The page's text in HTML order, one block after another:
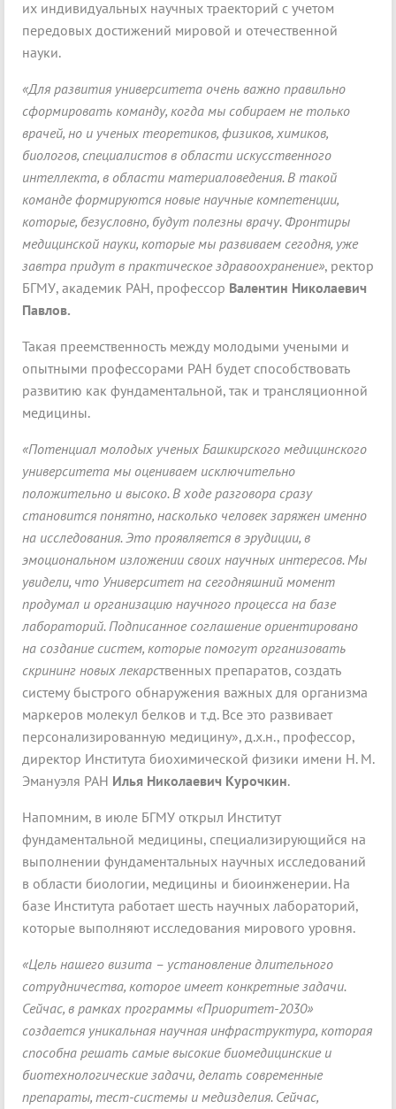
их индивидуальных научных траекторий с учетом
передовых достижений мировой и отечественной
науки.
«Для развития университета очень важно правильно
сформировать команду, когда мы собираем не только
врачей, но и ученых теоретиков, физиков, химиков,
биологов, специалистов в области искусственного
интеллекта, в области материаловедения. В такой
команде формируются новые научные компетенции,
которые, безусловно, будут полезны врачу. Фронтиры
медицинской науки, которые мы развиваем сегодня, уже
завтра придут в практическое здравоохранение», ректор
БГМУ, академик РАН, профессор Валентин Николаевич
Павлов.
Такая преемственность между молодыми учеными и
опытными профессорами РАН будет способствовать
развитию как фундаментальной, так и трансляционной
медицины.
«Потенциал молодых ученых Башкирского медицинского
университета мы оцениваем исключительно
положительно и высоко. В ходе разговора сразу
становится понятно, насколько человек заряжен именно
на исследования. Это проявляется в эрудиции, в
эмоциональном изложении своих научных интересов. Мы
увидели, что Университет на сегодняшний момент
продумал и организацию научного процесса на базе
лабораторий. Подписанное соглашение ориентировано
на создание систем, которые помогут организовать
скрининг новых лекарственных препаратов, создать
систему быстрого обнаружения важных для организма
маркеров молекул белков и т.д. Все это развивает
персонализированную медицину», д.х.н., профессор,
директор Института биохимической физики имени Н. М.
Эмануэля РАН Илья Николаевич Курочкин.
Напомним, в июле БГМУ открыл Институт
фундаментальной медицины, специализирующийся на
выполнении фундаментальных научных исследований
в области биологии, медицины и биоинженерии. На
базе Института работает шесть научных лабораторий,
которые выполняют исследования мирового уровня.
«Цель нашего визита – установление длительного
сотрудничества, которое имеет конкретные задачи.
Сейчас, в рамках программы «Приоритет-2030»
создается уникальная научная инфраструктура, которая
способна решать самые высокие биомедицинские и
биотехнологические задачи, делать современные
препараты, тест-системы и медизделия. Сейчас,